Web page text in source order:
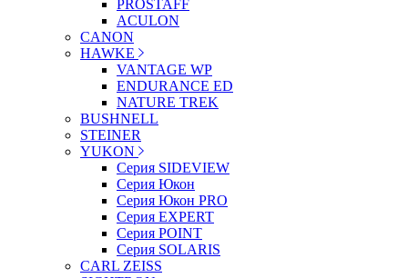
PROSTAFF
ACULON
CANON
HAWKE
VANTAGE WP
ENDURANCE ED
NATURE TREK
BUSHNELL
STEINER
YUKON
Серия SIDEVIEW
Серия Юкон
Серия Юкон PRO
Серия EXPERT
Серия POINT
Серия SOLARIS
CARL ZEISS